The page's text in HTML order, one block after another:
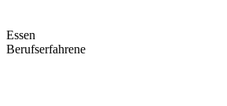
Essen
Berufserfahrene